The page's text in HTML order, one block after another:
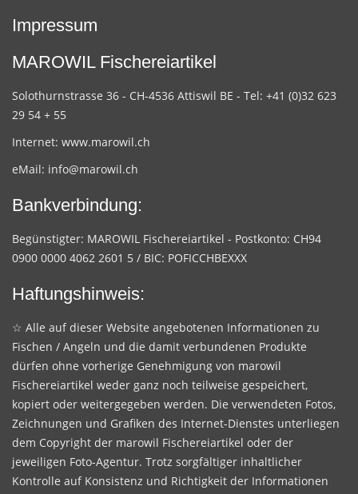
Impressum
MAROWIL Fischereiartikel
Solothurnstrasse 36 - CH-4536 Attiswil BE - Tel: +41 (0)32 623
29 54 + 55
Internet: www.marowil.ch
eMail: info@marowil.ch
Bankverbindung:
Begünstigter: MAROWIL Fischereiartikel - Postkonto: CH94
0900 0000 4062 2601 5 / BIC: POFICCHBEXXX
Haftungshinweis:
☆ Alle auf dieser Website angebotenen Informationen zu
Fischen / Angeln und die damit verbundenen Produkte
dürfen ohne vorherige Genehmigung von marowil
Fischereiartikel weder ganz noch teilweise gespeichert,
kopiert oder weitergegeben werden. Die verwendeten Fotos,
Zeichnungen und Grafiken des Internet-Dienstes unterliegen
dem Copyright der marowil Fischereiartikel oder der
jeweiligen Foto-Agentur. Trotz sorgfältiger inhaltlicher
Kontrolle auf Konsistenz und Richtigkeit der Informationen